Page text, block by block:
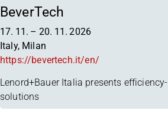
BeverTech
17. 11. – 20. 11. 2026
Italy, Milan
https://bevertech.it/en/
Lenord+Bauer Italia presents
solutions